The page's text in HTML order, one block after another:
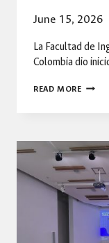
June 15, 2026
La Facultad de
Colombia dio
READ MOREINICIO
2
DEL
DE